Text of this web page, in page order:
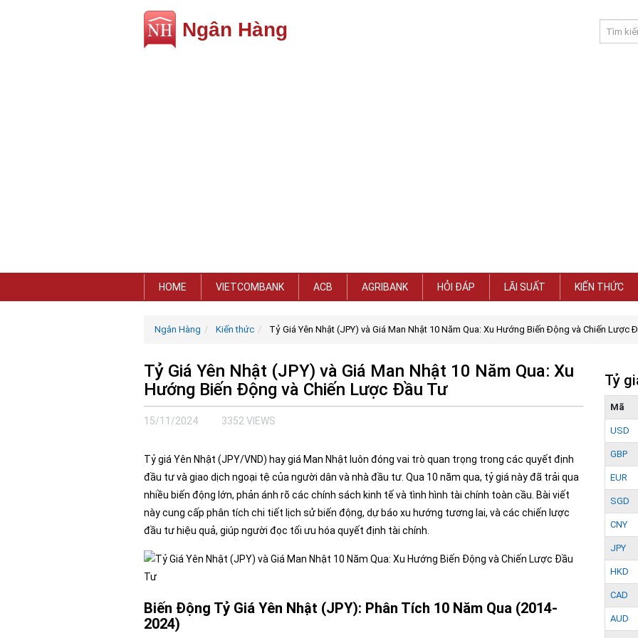
Ngân Hàng
HOME VIETCOMBANK ACB AGRIBANK HỎI ĐÁP LÃI SUẤT KIẾN THỨC
Ngân Hàng Kiến thức Tỷ Giá Yên Nhật (JPY) và Giá Man Nhật 10 Năm Qua: Xu Hướng Biến Động và Chiến Lược
Tỷ Giá Yên Nhật (JPY) và Giá Man Nhật 10 Năm Qua: Xu
Hướng Biến Động và Chiến Lược Đầu Tư
15/11/2024 3352 VIEWS
Tỷ giá Yên Nhật (JPY/VND) hay giá Man Nhật luôn đóng vai trò quan trọng trong các quyết định
đầu tư và giao dịch ngoại tệ của người dân và nhà đầu tư. Qua 10 năm qua, tỷ giá này đã trải qua
nhiều biến động lớn, phản ánh rõ các chính sách kinh tế và tình hình tài chính toàn cầu. Bài viết
này cung cấp phân tích chi tiết lịch sử biến động, dự báo xu hướng tương lai, và các chiến lược
đầu tư hiệu quả, giúp người đọc tối ưu hóa quyết định tài chính.
Biến Động Tỷ Giá Yên Nhật (JPY): Phân Tích 10 Năm Qua (2014-
2024)
Tỷ
Mã
USD
GBP
EUR
SGD
CNY
JPY
HKD
CAD
AUD